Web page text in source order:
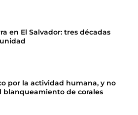
en El Salvador: tres décadas
por la actividad humana, y no
blanqueamiento de corales